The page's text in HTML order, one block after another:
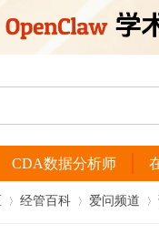
CDA数据分析师
经管百科 爱问频道